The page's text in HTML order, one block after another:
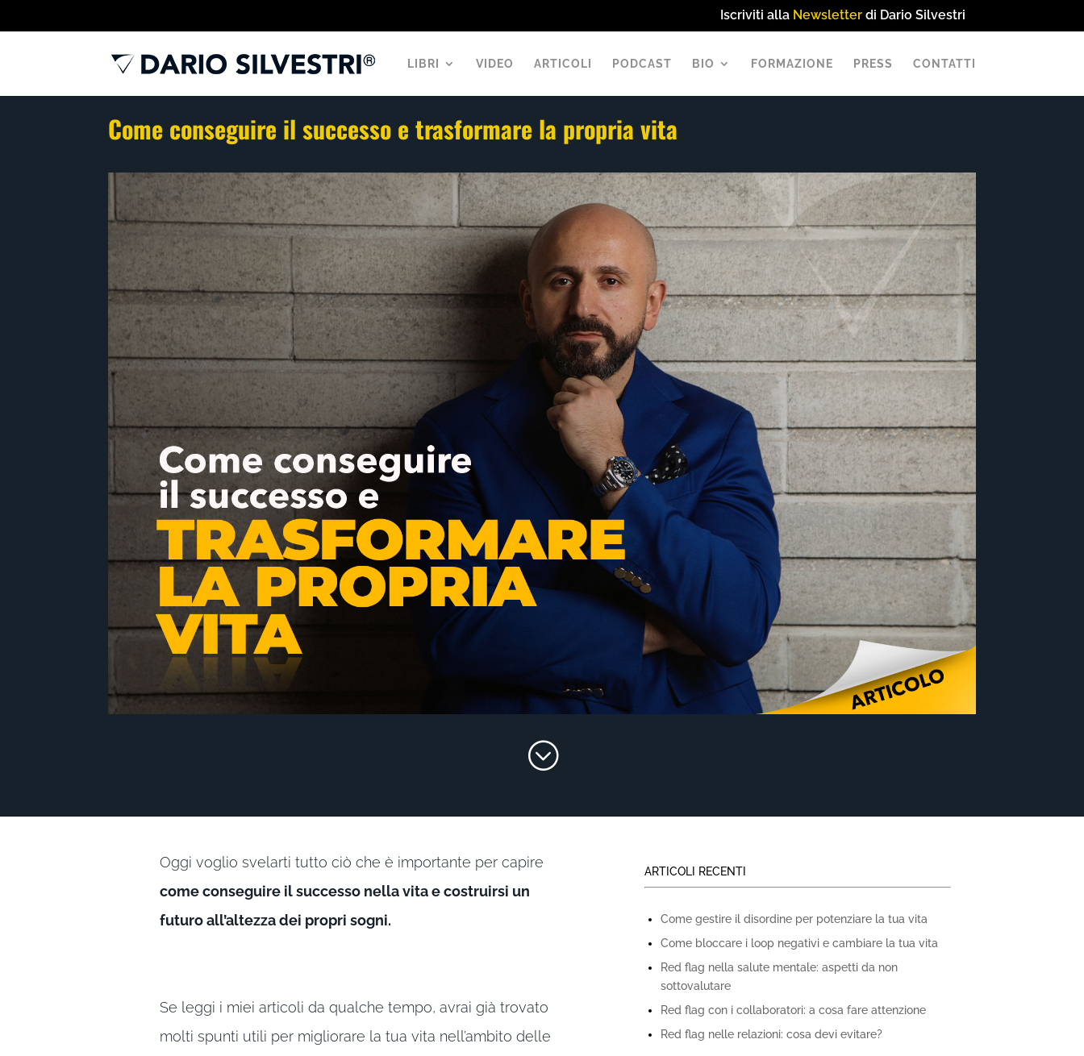
Iscriviti alla Newsletterdi Dario Silvestri
LIBRI VIDEO ARTICOLI PODCAST BIO FORMAZIONE PRESS CONTATTI
Come conseguire il successo e trasformare la propria vita
;
Oggi voglio svelarti tutto ciò che è importante per capire
come conseguire il successo nella vita e costruirsi un
futuro all’altezza dei propri sogni.
Se leggi i miei articoli da qualche tempo, avrai già trovato
molti spunti utili per migliorare la tua vita nell’ambito delle
ARTICOLI RECENTI
Come gestire il disordine per potenziare la tua vita
Come bloccare i loop negativi e cambiare la tua vita
Red flag nella salute mentale: aspetti da non
sottovalutare
Red flag con i collaboratori: a cosa fare attenzione
Red flag nelle relazioni: cosa devi evitare?